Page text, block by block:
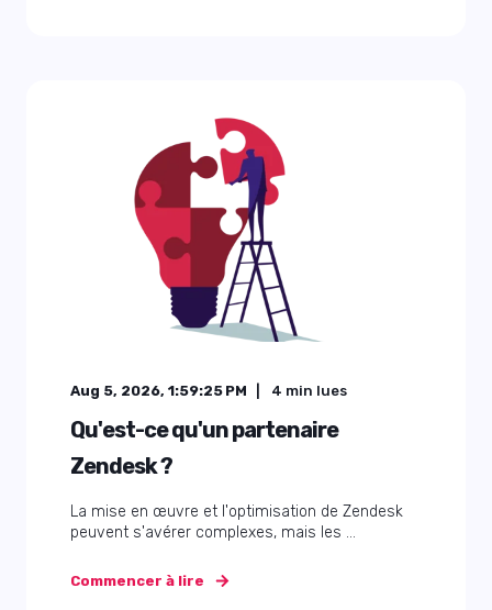
Aug 5, 2026, 1:59:25 PM 4 min lues
Qu'est-ce qu'un partenaire
Zendesk ?
La mise en œuvre et l'optimisation de Zendesk
peuvent s'avérer complexes, mais les ...
Commencer à lire